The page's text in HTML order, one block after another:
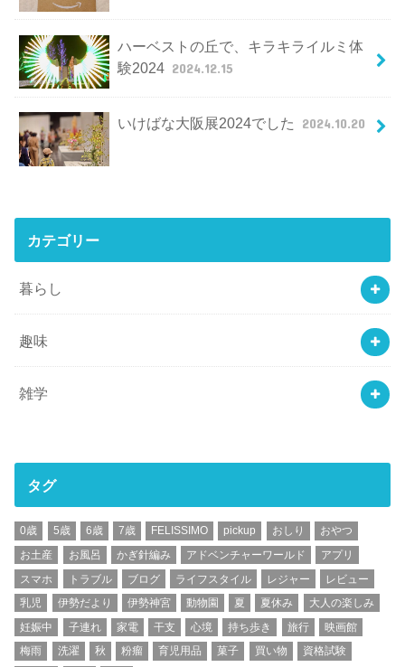
ハーベストの丘で、キラキライルミ体
験2024 2024.12.15
いけばな大阪展2024でした 2024.10.20
カテゴリー
暮らし
趣味
雑学
タグ
0歳 5歳 6歳 7歳 FELISSIMO pickup おしり
おやつ
お土産
お風呂 かぎ針編み アドベンチャーワールド
アプリ
スマホ
トラブル ブログ ライフスタイル レジャー
レビュー
乳児
伊勢だより 伊勢神宮 動物園 夏 夏休み
大人の楽しみ
妊娠中
子連れ 家電 干支 心境 持ち歩き 旅行
映画館
梅雨
洗濯 秋 粉瘤 育児用品 菓子 買い物
資格試験